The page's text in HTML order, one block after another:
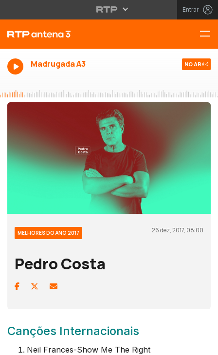
Entrar
Madrugada A3 NO AR
MELHORES DO ANO 2017 26 dez, 2017, 08:00
Pedro Costa
Canções Internacionais
Neil Frances-Show Me The Right